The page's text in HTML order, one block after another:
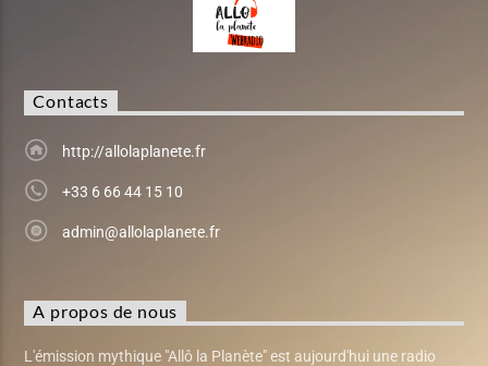
Contacts
http://allolaplanete.fr
+33 6 66 44 15 10
admin@allolaplanete.fr
A propos de nous
L'émission mythique "Allô la Planète" est aujourd'hui une radio